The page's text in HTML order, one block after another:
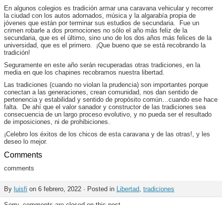
En algunos colegios es tradición armar una caravana vehicular y recorrer
la ciudad con los autos adornados, música y la algarabía propia de
jóvenes que están por terminar sus estudios de secundaria. Fue un
crimen robarle a dos promociones no sólo el año más feliz de la
secundaria, que es el último, sino uno de los dos años más felices de la
universidad, que es el primero. ¡Que bueno que se está recobrando la
tradición!
Seguramente en este año serán recuperadas otras tradiciones, en la
media en que los chapines recobramos nuestra libertad.
Las tradiciones (cuando no violan la prudencia) son importantes porque
conectan a las generaciones, crean comunidad, nos dan sentido de
pertenencia y estabilidad y sentido de propósito común…cuando ese hace
falta. De ahí que el valor sanador y constructor de las tradiciones sea
consecuencia de un largo proceso evolutivo, y no pueda ser el resultado
de imposiciones, ni de prohibiciones.
¡Celebro los éxitos de los chicos de esta caravana y de las otras!, y les
deseo lo mejor.
Comments
comments
By luisfi on 6 febrero, 2022 · Posted in Libertad, tradiciones